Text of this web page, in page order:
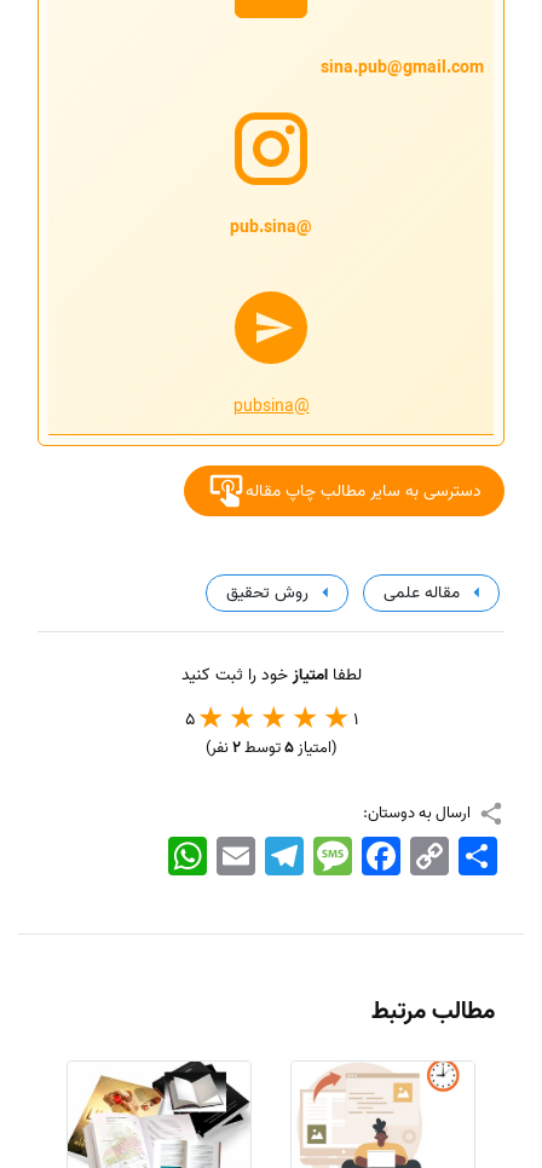
sina.pub@gmail.com
@pub.sina
@pubsina
دسترسی به سایر مطالب چاپ مقاله
مقاله علمی روش تحقیق
لطفاامتیازخود را ثبت کنید
1
5
(امتیاز5توسط2نفر)
ارسال به دوستان:
WhatsApp EmailTelegramMessageFacebook Copy
Link
اشتراک
مطالب مرتبط